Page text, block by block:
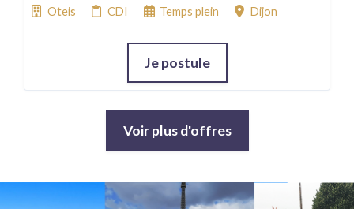
Oteis CDI Temps plein Dijon
Je postule
Voir plus d'offres